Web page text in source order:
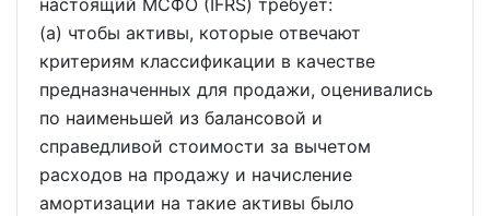
(a) чтобы активы, которые отвечают
критериям классификации в качестве
предназначенных для продажи, оценивались
по наименьшей из балансовой и
справедливой стоимости за вычетом
расходов на продажу и начисление
амортизации на такие активы было